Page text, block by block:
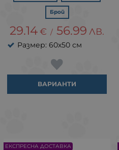
Брой
29.14€ / 56.99 ЛВ.
Размер: 60х50 см
ВАРИАНТИ
ЕКСПРЕСНА ДОСТАВКА